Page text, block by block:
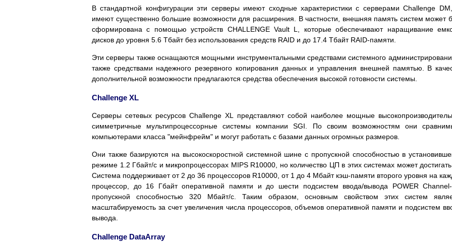
В стандартной конфигурации эти серверы имеют сходные характеристики с серверами Challenge
имеют существенно большие возможности для расширения. В частности, внешняя память систем может
сформирована с помощью устройств CHALLENGE Vault L, которые обеспечивают наращивание
дисков до уровня 5.6 Тбайт без использования средств RAID и до 17.4 Тбайт RAID-памяти.
Эти серверы также оснащаются мощными инструментальными средствами системного
также средствами надежного резервного копирования данных и управления внешней памятью. В
дополнительной возможности предлагаются средства обеспечения высокой готовности системы.
Challenge XL
Серверы сетевых ресурсов Challenge XL представляют собой наиболее мощные
симметричные мультипроцессорные системы компании SGI. По своим возможностям они
компьютерами класса "мейнфрейм" и могут работать с базами данных огромных размеров.
Они также базируются на высокоскоростной системной шине с пропускной способностью в
режиме 1.2 Гбайт/с и микропроцессорах MIPS R10000, но количество ЦП в этих системах может достигать
Система поддерживает от 2 до 36 процессоров R10000, от 1 до 4 Мбайт кэш-памяти второго уровня на
процессор, до 16 Гбайт оперативной памяти и до шести подсистем ввода/вывода POWER
пропускной способностью 320 Мбайт/с. Таким образом, основным свойством этих систем
масштабируемость за счет увеличения числа процессоров, объемов оперативной памяти и подсистем
вывода.
Challenge DataArray